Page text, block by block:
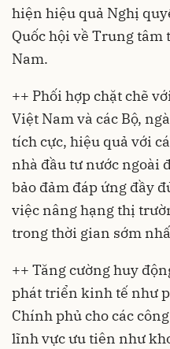
hiện hiệu quả Nghị
Quốc hội về Trung
Nam.
++ Phối hợp chặt chẽ
Việt Nam và các Bộ,
tích cực, hiệu quả với
nhà đầu tư nước ngoài
bảo đảm đáp ứng đầy
việc nâng hạng thị
trong thời gian sớm
++ Tăng cường huy
phát triển kinh tế như
Chính phủ cho các
lĩnh vực ưu tiên như